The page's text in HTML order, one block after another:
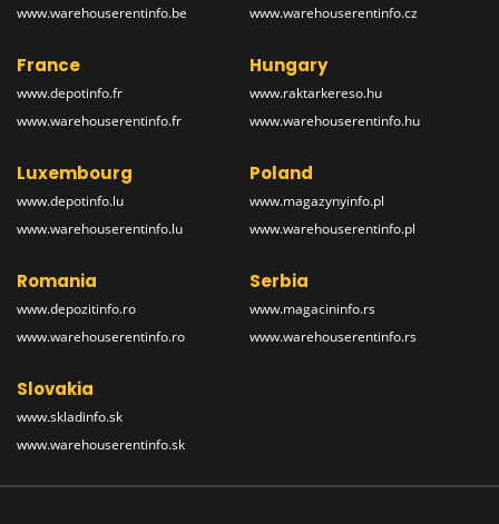
www.warehouserentinfo.be
www.warehouserentinfo.cz
France
www.depotinfo.fr
www.warehouserentinfo.fr
Hungary
www.raktarkereso.hu
www.warehouserentinfo.hu
Luxembourg
www.depotinfo.lu
www.warehouserentinfo.lu
Poland
www.magazynyinfo.pl
www.warehouserentinfo.pl
Romania
www.depozitinfo.ro
www.warehouserentinfo.ro
Serbia
www.magacininfo.rs
www.warehouserentinfo.rs
Slovakia
www.skladinfo.sk
www.warehouserentinfo.sk